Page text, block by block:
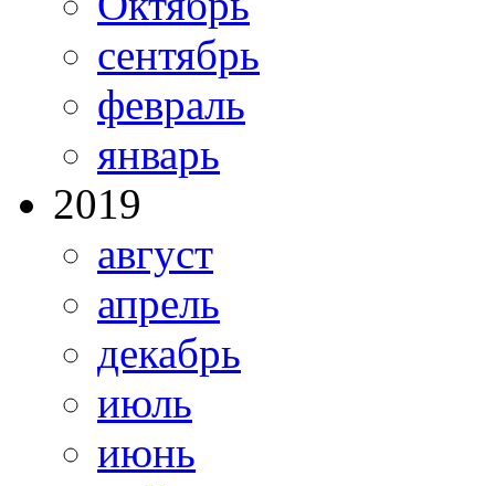
сентябрь
февраль
январь
2019
август
апрель
декабрь
июль
июнь